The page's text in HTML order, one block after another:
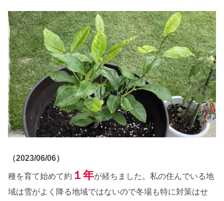
（2023/06/06）
種を育て始めて約 １年が経ちました。私の住んでいる地
域は雪がよく降る地域ではないので冬場も特に対策はせ